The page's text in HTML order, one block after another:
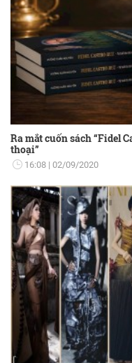
Ra mắt cuốn sách “Fidel
thoại”
16:08 02/09/2020